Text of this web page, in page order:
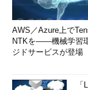
AWS／Azure上で
NTKを――機械学習
ジドサービスが登場